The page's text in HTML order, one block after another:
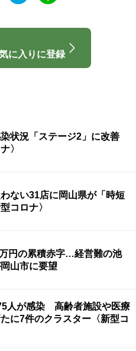
に入りに登録
状況「ステージ2」に改善
〉
ない31店に岡山県が「時短
コロナ〉
円の累積赤字…経営難の池
山市に要望
人が感染 高齢者施設や医療
に7件のクラスター〈新型コ